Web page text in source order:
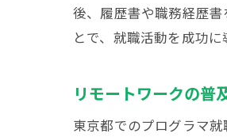
後、履歴書や職務経歴
とで、就職活動を成功
リモートワークの普
東京都でのプログラマ